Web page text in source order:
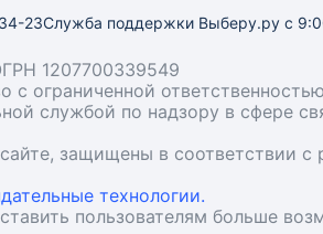
23Служба поддержки Выберу.ру с
1207700339549
с ограниченной
службой по надзору в сфере
защищены в соответствии
технологии.
пользователям больше